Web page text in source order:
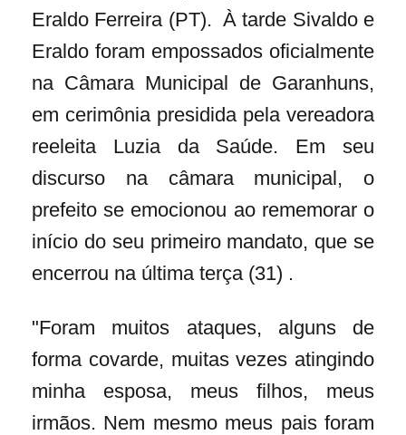
Eraldo Ferreira (PT). À tarde Sivaldo e
Eraldo foram empossados oficialmente
na Câmara Municipal de Garanhuns,
em cerimônia presidida pela vereadora
reeleita Luzia da Saúde. Em seu
discurso na câmara municipal, o
prefeito se emocionou ao rememorar o
início do seu primeiro mandato, que se
encerrou na última terça (31) .
"Foram muitos ataques, alguns de
forma covarde, muitas vezes atingindo
minha esposa, meus filhos, meus
irmãos. Nem mesmo meus pais foram